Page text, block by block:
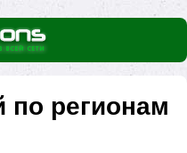
по регионам